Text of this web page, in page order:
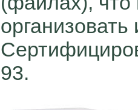
организовать
93.